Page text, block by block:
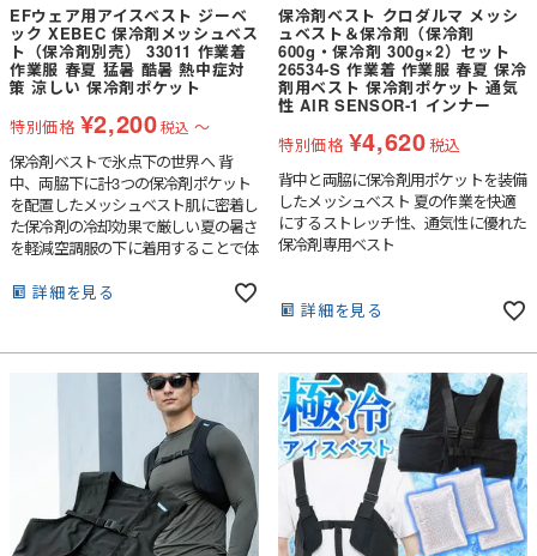
EFウェア用アイスベスト ジーベ
ック XEBEC 保冷剤メッシュベス
ト（保冷剤別売） 33011 作業着
作業服 春夏 猛暑 酷暑 熱中症対
策 涼しい 保冷剤ポケット
特別価格 ¥2,200税込 〜
保冷剤ベストで氷点下の世界へ 背
中、両脇下に計3つの保冷剤ポケット
を配置したメッシュベスト肌に密着し
た保冷剤の冷却効果で厳しい夏の暑さ
を軽減空調服の下に着用することで体
キングの2サイズ展開●前中央の調整
詳細を見る
保冷剤ベスト クロダルマ メッシ
ュベスト＆保冷剤（保冷剤
600g・保冷剤 300g×2）セット
26534-S 作業着 作業服 春夏 保冷
剤用ベスト 保冷剤ポケット 通気
性 AIR SENSOR-1 インナー
特別価格 ¥4,620税込
背中と両脇に保冷剤用ポケットを装備
したメッシュベスト 夏の作業を快適
にするストレッチ性、通気性に優れた
保冷剤専用ベスト
詳細を見る